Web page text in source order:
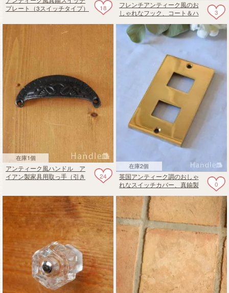
18
プレート（3スイッチタイプ）
3
フレンチアンティーク風のお
しゃれなフック、コート＆ハ
ル・BK）
在庫1個
24
アンティーク風ハンドル ア
イアン製家具用取っ手（引き
在庫2個
0
英国アンティーク調のおしゃ
れなスイッチカバー、真鍮製
ルタイプ）